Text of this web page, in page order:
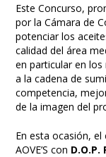
Este Concurso,
por la Cámara de
potenciar los
calidad del área
en particular en
a la cadena de
competencia,
de la imagen del
En esta ocasión,
AOVE’S con